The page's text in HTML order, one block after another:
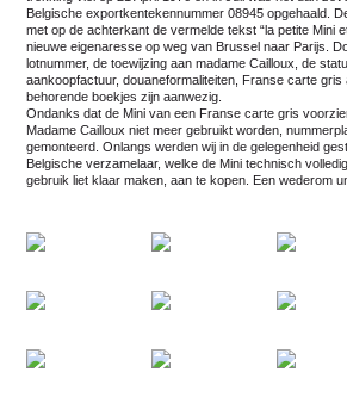
Belgische exportkentekennummer 08945 opgehaald.
met op de achterkant de vermelde tekst “la petite Mini
nieuwe eigenaresse op weg van Brussel naar Parijs.
lotnummer, de toewijzing aan madame Cailloux, de
aankoopfactuur, douaneformaliteiten, Franse carte gris
behorende boekjes zijn aanwezig.
Ondanks dat de Mini van een Franse carte gris
Madame Cailloux niet meer gebruikt worden,
gemonteerd. Onlangs werden wij in de gelegenheid
Belgische verzamelaar, welke de Mini technisch
gebruik liet klaar maken, aan te kopen. Een wederom